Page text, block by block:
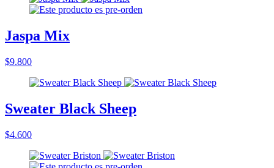
Jaspa Mix
$9.800
Sweater Black Sheep
$4.600